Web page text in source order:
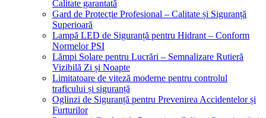
Calitate garantată
Gard de Protecție Profesional – Calitate și Siguranță
Superioară
Lampă LED de Siguranță pentru Hidrant – Conform
Normelor PSI
Lămpi Solare pentru Lucrări – Semnalizare Rutieră
Vizibilă Zi și Noapte
Limitatoare de viteză moderne pentru controlul
traficului și siguranță
Oglinzi de Siguranță pentru Prevenirea Accidentelor și
Furturilor